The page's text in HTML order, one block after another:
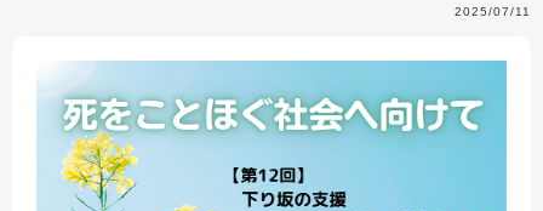
2025/07/11